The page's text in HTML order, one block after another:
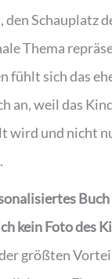
den Schauplatz
Thema
fühlt sich das
an, weil das
wird und nicht
Buch
kein Foto des
größten